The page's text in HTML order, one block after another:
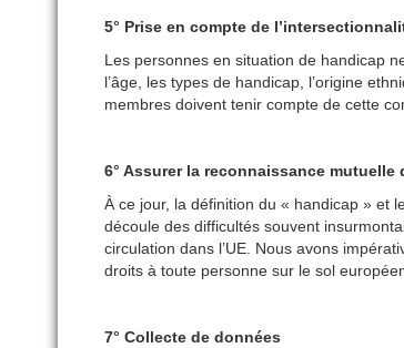
5° Prise en compte de
Les personnes en situation de handicap
l’âge, les types de handicap, l’origine
membres doivent tenir compte de cette
6° Assurer la reconnaissance
À ce jour, la définition du « handicap » et
découle des difficultés souvent
circulation dans l’UE. Nous avons
droits à toute personne sur le sol
7° Collecte de données